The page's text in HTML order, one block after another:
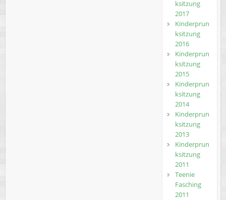
ksitzung
2017
Kinderprun
ksitzung
2016
Kinderprun
ksitzung
2015
Kinderprun
ksitzung
2014
Kinderprun
ksitzung
2013
Kinderprun
ksitzung
2011
Teenie
Fasching
2011